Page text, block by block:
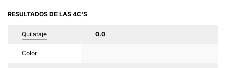
RESULTADOS DE LAS 4C'S
Quilataje 0.0
Color